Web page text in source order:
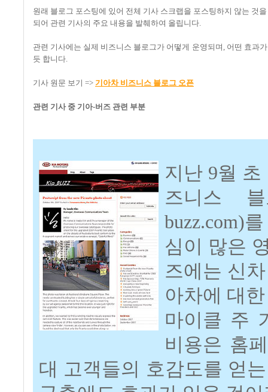
원래 블로그 포스팅에 있어 전체 기사 스크랩을 포스팅하지 않는 것
되어 관련 기사의 주요 내용을 발췌하여 올립니다.
관련 기사에는 실제 비즈니스 블로그가 어떻게 운영되며, 어떤 효과
듯 합니다.
기사 원문 보기 => 기아차 비즈니스 블로그 오픈
관련 기사 중 기아-버즈 관련 부분
지난 9월
즈니스 블
buzz.com)
심이 많은
즈에는 신
아차에 대
마이클 주
비용은 홈
대 고객들의 호감도를 얻